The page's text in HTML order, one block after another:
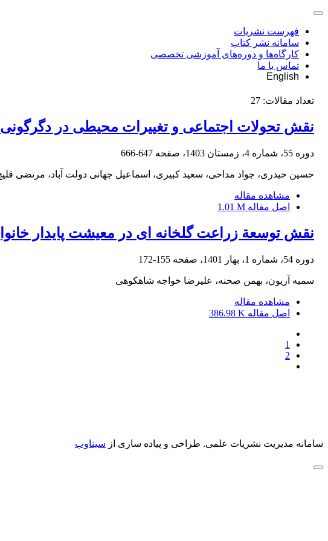
فهرست نشریات
سامانه نشر کتاب
کارگاه‌ها و دوره‌های آموزشی تخصصی
تماس با ما
English
تعداد مقالات: 27
نقش تحولات اجتماعی و تغییرات محیطی در
دوره 55، شماره 4، زمستان 1403، صفحه 647-666
حسین حیدری، جواد مداحی، سعید کبیری، اسماعیل جهانی دولت آباد، مرتضی
مشاهده مقاله
اصل مقاله 1.01 M
نقش توسعة زراعت گلخانه ‏ای در معیشت پایدار
دوره 54، شماره 1، بهار 1401، صفحه 155-172
سمیه آریون، بهمن صحنه، علیرضا خواجه شاهکوهی
مشاهده مقاله
اصل مقاله 386.98 K
1
2
سامانه مدیریت نشریات علمی. طراحی و پیاده سازی از سیناوب